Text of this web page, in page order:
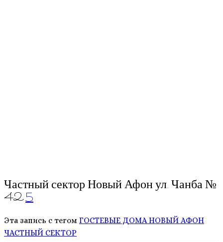
Частный сектор Новый Афон ул. Чанба №
425
Эта запись с тегом ГОСТЕВЫЕ ДОМАНОВЫЙ АФОН
ЧАСТНЫЙ СЕКТОР